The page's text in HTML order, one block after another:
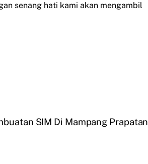
senang hati kami akan mengambil
SIM Di Mampang Prapatan